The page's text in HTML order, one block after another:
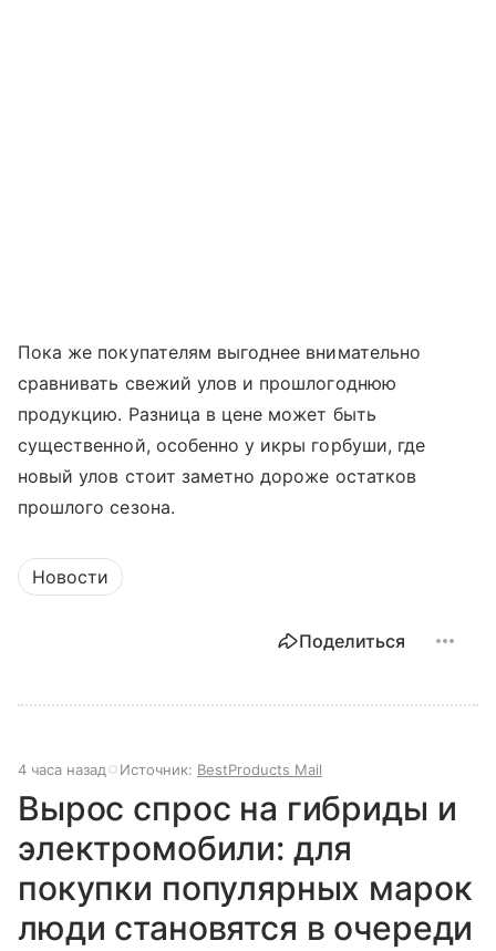
Пока же покупателям выгоднее внимательно
сравнивать свежий улов и прошлогоднюю
продукцию. Разница в цене может быть
существенной, особенно у икры горбуши, где
новый улов стоит заметно дороже остатков
прошлого сезона.
Новости
Поделиться
4 часа назад Источник: BestProducts Mail
Вырос спрос на гибриды и
электромобили: для
покупки популярных марок
люди становятся в очереди